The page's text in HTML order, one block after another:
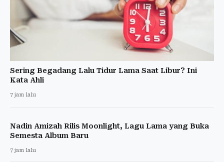
Sering Begadang Lalu Tidur Lama Saat Libur? Ini
Kata Ahli
7 jam lalu
Nadin Amizah Rilis Moonlight, Lagu Lama yang Buka
Semesta Album Baru
7 jam lalu